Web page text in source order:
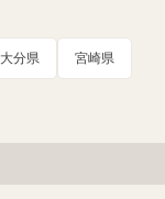
大分県 宮崎県